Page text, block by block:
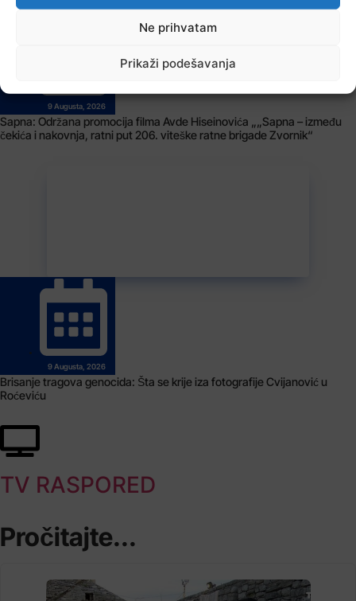
Ne prihvatam
Prikaži podešavanja
9 Augusta, 2026
Sapna: Održana promocija filma Avde Hiseinovića „„Sapna – između
čekića i nakovnja, ratni put 206. viteške ratne brigade Zvornik“
9 Augusta, 2026
Brisanje tragova genocida: Šta se krije iza fotografije Cvijanović u
Roćeviću
TV RASPORED
Pročitajte...